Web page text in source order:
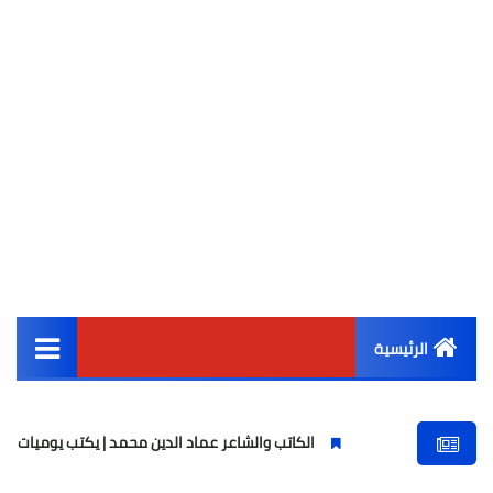
الرئيسية
أخبار مصر
الكاتب والشاعر عماد الدين محمد | يكتب يوميات شاعر وقصيدة :